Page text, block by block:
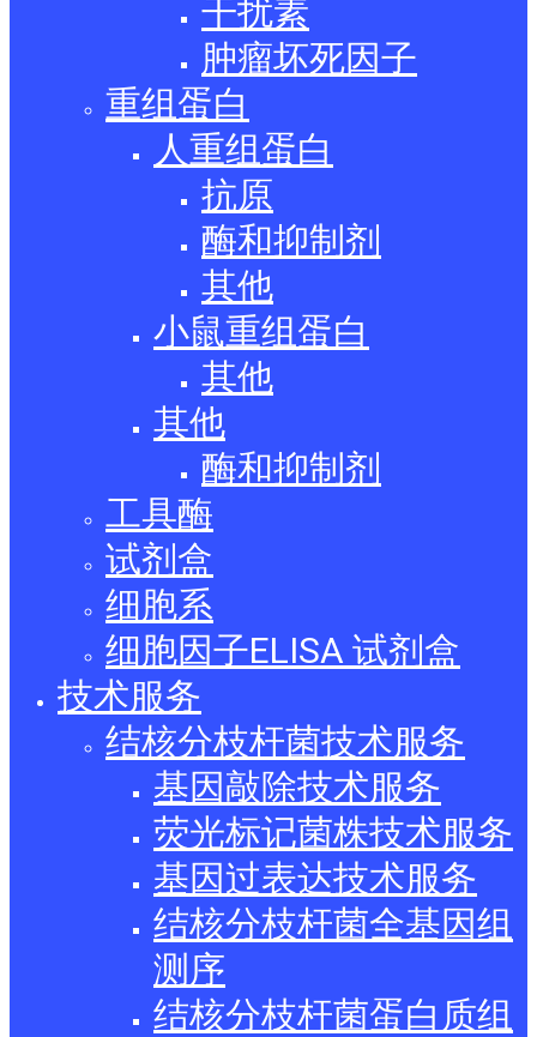
干扰素
肿瘤坏死因子
重组蛋白
人重组蛋白
抗原
酶和抑制剂
其他
小鼠重组蛋白
其他
其他
酶和抑制剂
工具酶
试剂盒
细胞系
细胞因子ELISA 试剂盒
技术服务
结核分枝杆菌技术服务
基因敲除技术服务
荧光标记菌株技术服务
基因过表达技术服务
结核分枝杆菌全基因组
测序
结核分枝杆菌蛋白质组